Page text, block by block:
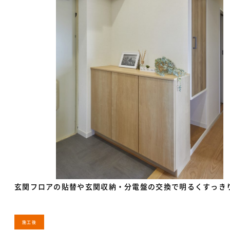
玄関フロアの貼替や玄関収納・分電盤の交換で明るくすっき
施工後